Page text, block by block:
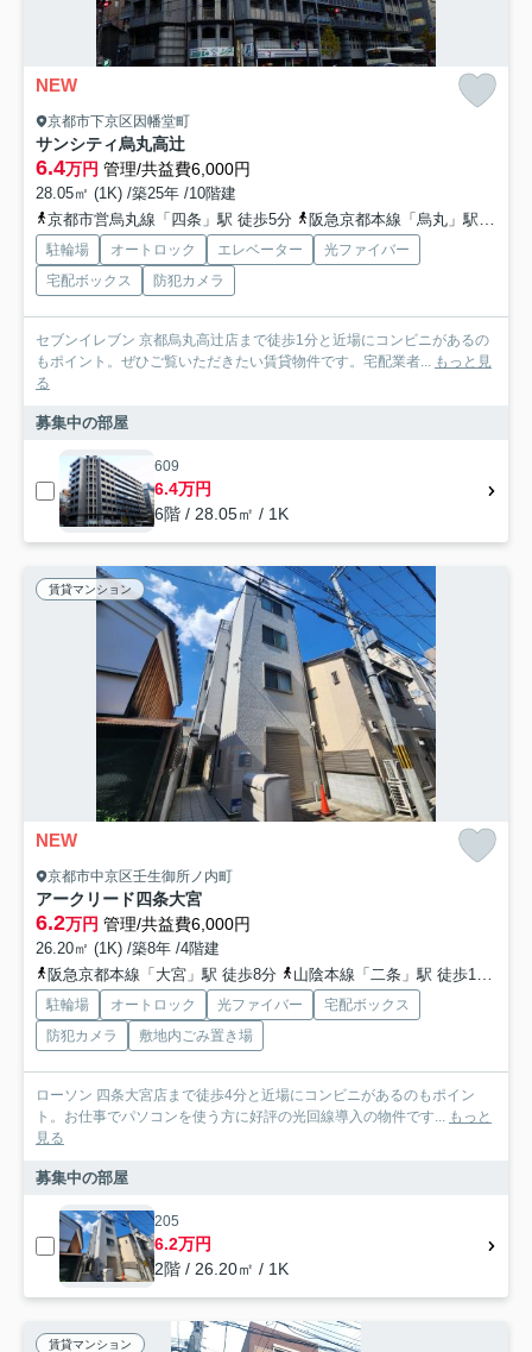
NEW
京都市下京区因幡堂町
サンシティ烏丸高辻
6.4万円 管理/共益費6,000円
28.05㎡ (1K) /築25年 /10階建
京都市営烏丸線「四条」駅 徒歩5分
阪急京都本線「烏丸」駅 徒歩6分
駐輪場 オートロック エレベーター
光ファイバー
宅配ボックス
防犯カメラ
セブンイレブン 京都烏丸高辻店まで徒歩1分と近場にコンビニがあるの
もポイント。ぜひご覧いただきたい賃貸物件です。宅配業者... もっと見
る
募集中の部屋
609
6.4万円
6階 / 28.05㎡ / 1K
賃貸マンション
NEW
京都市中京区壬生御所ノ内町
アークリード四条大宮
6.2万円 管理/共益費6,000円
26.20㎡ (1K) /築8年 /4階建
阪急京都本線「大宮」駅 徒歩8分
山陰本線「二条」駅 徒歩12分
駐輪場 オートロック 光ファイバー
宅配ボックス
防犯カメラ
敷地内ごみ置き場
ローソン 四条大宮店まで徒歩4分と近場にコンビニがあるのもポイン
ト。お仕事でパソコンを使う方に好評の光回線導入の物件です... もっと
見る
募集中の部屋
205
6.2万円
2階 / 26.20㎡ / 1K
賃貸マンション